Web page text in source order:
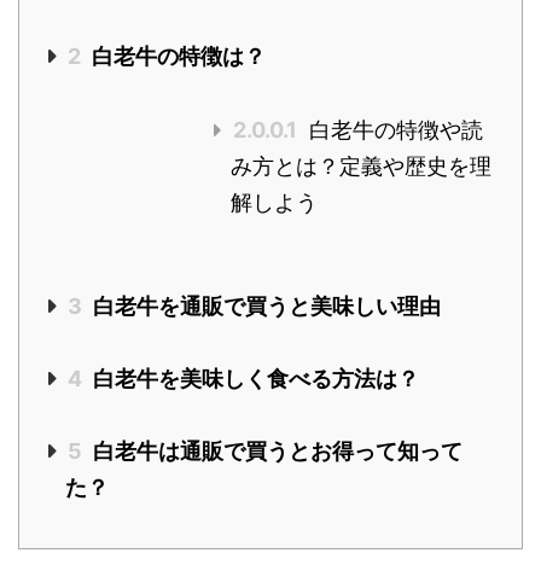
2 白老牛の特徴は？
2.0.0.1
白老牛の特徴や読
み方とは？定義や歴史を理
解しよう
3 白老牛を通販で買うと美味しい理由
4 白老牛を美味しく食べる方法は？
5 白老牛は通販で買うとお得って知って
た？